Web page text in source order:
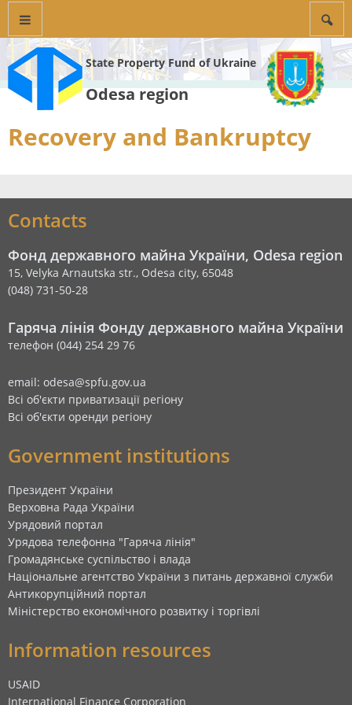
State Property Fund of Ukraine
Odesa region
Recovery and Bankruptcy
Contacts
Фонд державного майна України, Odesa region
15, Velyka Arnautska str., Odesa city, 65048
(048) 731-50-28
Гаряча лінія Фонду державного майна України
телефон (044) 254 29 76
email: odesa@spfu.gov.ua
Всі об'єкти приватизації регіону
Всі об'єкти оренди регіону
Government institutions
Президент України
Верховна Рада України
Урядовий портал
Урядова телефонна "Гаряча лінія"
Громадянське суспільство і влада
Національне агентство України з питань державної служби
Антикорупційний портал
Міністерство економічного розвитку і торгівлі
Information resources
USAID
International Finance Corporation